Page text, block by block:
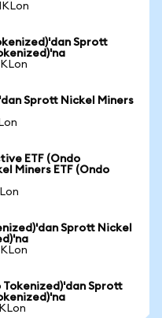
Sprott
Sprott Nickel Miners
ETF (Ondo
Miners ETF (Ondo
Sprott Nickel
Tokenized)'dan Sprott